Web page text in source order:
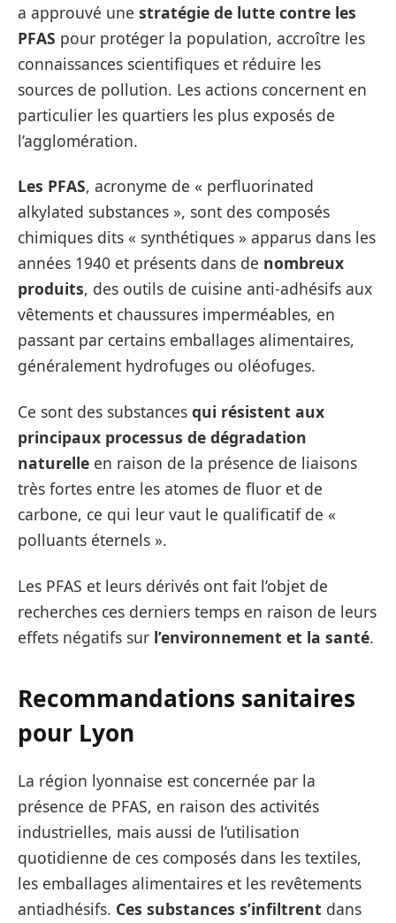
a approuvé une stratégie de lutte contre les
PFAS pour protéger la population, accroître les
connaissances scientifiques et réduire les
sources de pollution. Les actions concernent en
particulier les quartiers les plus exposés de
l’agglomération.
Les PFAS, acronyme de « perfluorinated
alkylated substances », sont des composés
chimiques dits « synthétiques » apparus dans les
années 1940 et présents dans de nombreux
produits, des outils de cuisine anti-adhésifs aux
vêtements et chaussures imperméables, en
passant par certains emballages alimentaires,
généralement hydrofuges ou oléofuges.
Ce sont des substances qui résistent aux
principaux processus de dégradation
naturelle en raison de la présence de liaisons
très fortes entre les atomes de fluor et de
carbone, ce qui leur vaut le qualificatif de «
polluants éternels ».
Les PFAS et leurs dérivés ont fait l’objet de
recherches ces derniers temps en raison de leurs
effets négatifs sur l’environnement et la santé.
Recommandations sanitaires
pour Lyon
La région lyonnaise est concernée par la
présence de PFAS, en raison des activités
industrielles, mais aussi de l’utilisation
quotidienne de ces composés dans les textiles,
les emballages alimentaires et les revêtements
antiadhésifs. Ces substances s’infiltrent dans